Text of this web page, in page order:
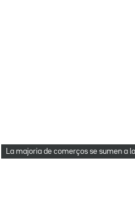
La majoria de comerços se sumen a